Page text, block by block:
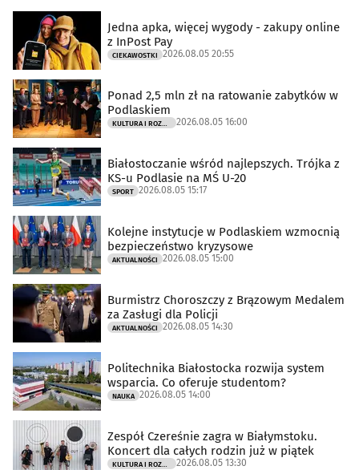
Jedna apka, więcej wygody - zakupy online
z InPost Pay
CIEKAWOSTKI 2026.08.05 20:55
Ponad 2,5 mln zł na ratowanie zabytków w
Podlaskiem
KULTURA I ROZRYWKA 2026.08.05 16:00
Białostoczanie wśród najlepszych. Trójka z
KS-u Podlasie na MŚ U-20
SPORT 2026.08.05 15:17
Kolejne instytucje w Podlaskiem wzmocnią
bezpieczeństwo kryzysowe
AKTUALNOŚCI 2026.08.05 15:00
Burmistrz Choroszczy z Brązowym Medalem
za Zasługi dla Policji
AKTUALNOŚCI 2026.08.05 14:30
Politechnika Białostocka rozwija system
wsparcia. Co oferuje studentom?
NAUKA 2026.08.05 14:00
Zespół Czereśnie zagra w Białymstoku.
Koncert dla całych rodzin już w piątek
KULTURA I ROZRYWKA 2026.08.05 13:30